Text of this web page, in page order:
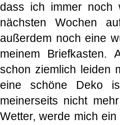
dass ich immer
nächsten Wochen
außerdem noch eine
meinem Briefkasten.
schon ziemlich leiden
eine schöne Deko
meinerseits nicht
Wetter, werde mich